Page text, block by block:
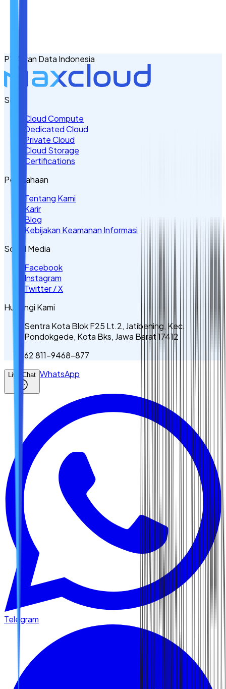
Tulis Kebutuhan Anda di Sini
PT Awan Data Indonesia
Servis
Cloud Compute
Dedicated Cloud
Private Cloud
Cloud Storage
Certifications
Perusahaan
Tentang Kami
Karir
Blog
Kebijakan Keamanan Informasi
Sosial Media
Facebook
Instagram
Twitter / X
Hubungi Kami
Sentra Kota Blok F25 Lt.2, Jatibening, Kec.
Pondokgede, Kota Bks, Jawa Barat 17412
62 811-9468-877
Live Chat WhatsApp
Telegram